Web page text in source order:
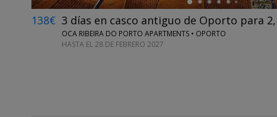
138€ 3 días en casco antiguo de Oporto para 2,
OCA RIBEIRA DO PORTO APARTMENTS • OPORTO
HASTA EL 28 DE FEBRERO 2027